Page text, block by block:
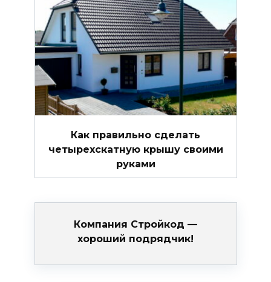
Как правильно сделать
четырехскатную крышу своими
руками
Компания Стройкод —
хороший подрядчик!